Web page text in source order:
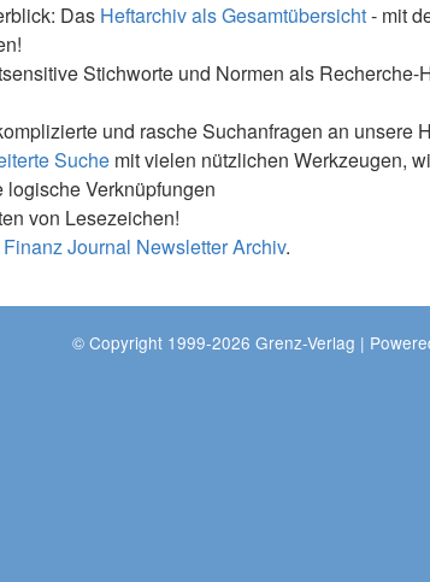
Das Heftarchiv als Gesamtübersicht- mit
Stichworte und Normen als
und rasche Suchanfragen an unsere
Suche mit vielen nützlichen Werkzeugen,
Verknüpfungen
von Lesezeichen!
Finanz Journal Newsletter Archiv.
© Copyright 1999-2026 Grenz-Verlag |